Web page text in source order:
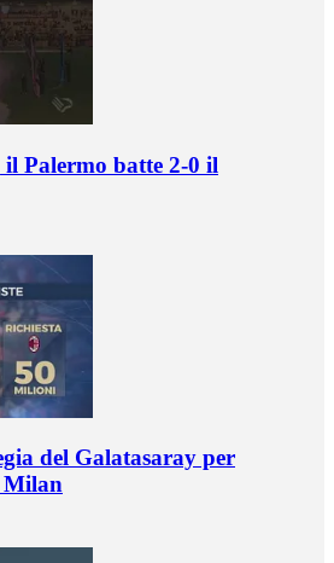
Palermo batte 2-0 il
del Galatasaray per
Milan